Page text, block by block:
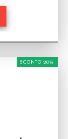
SCONTO 20%